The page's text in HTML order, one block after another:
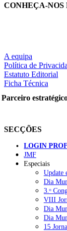
CONHEÇA-NOS
A equipa
Política de
Estatuto Editorial
Ficha Técnica
Parceiro
SECÇÕES
LOGIN
JMF
Especiais
Update
Dia
3.ᵒ
VIII
Dia
Dia
15